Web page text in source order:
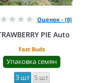
Оценок - (0)
PIE Auto
Fast Buds
Упаковка семян
3 шт 5 шт